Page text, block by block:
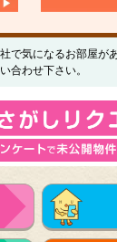
で気になるお部屋が
合わせ下さい。